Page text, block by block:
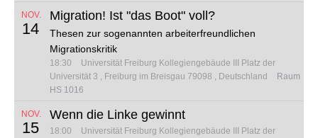
NOV.
14
Migration! Ist "das Boot" voll?
Thesen zur sogenannten arbeiterfreundlichen
Migrationskritik
18:30 Universität Freiburg Kollegiengebäude III Platz der
Universität 3
Freiburg im Breisgau 79098 Deutschland
Raum
HS 1016
NOV.
15
Wenn die Linke gewinnt
18:00 Universität Freiburg Kollegiengebäude III Platz der